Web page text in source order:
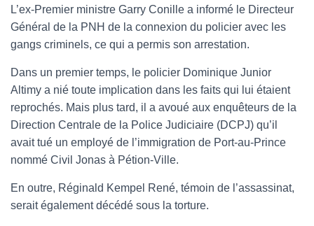
L’ex-Premier ministre Garry Conille a informé le Directeur
Général de la PNH de la connexion du policier avec les
gangs criminels, ce qui a permis son arrestation.
Dans un premier temps, le policier Dominique Junior
Altimy a nié toute implication dans les faits qui lui étaient
reprochés. Mais plus tard, il a avoué aux enquêteurs de la
Direction Centrale de la Police Judiciaire (DCPJ) qu’il
avait tué un employé de l’immigration de Port-au-Prince
nommé Civil Jonas à Pétion-Ville.
En outre, Réginald Kempel René, témoin de l’assassinat,
serait également décédé sous la torture.